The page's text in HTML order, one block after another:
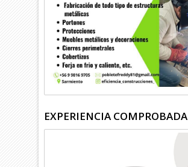
EXPERIENCIA COMPROBADA